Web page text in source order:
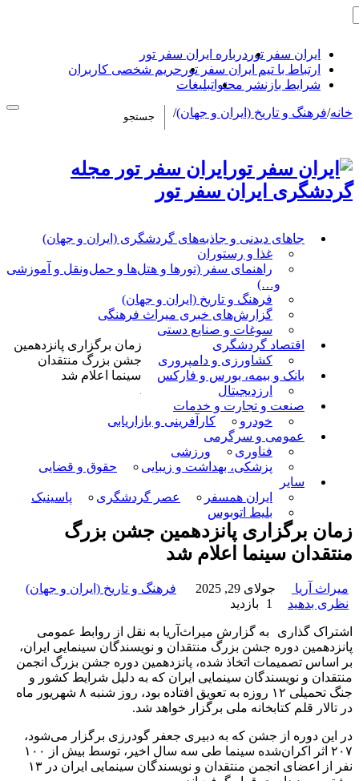
ایران سفر تور درباره ایران سفر تور
ارتباط با تیم ایران سفر تور حریم شخصی کاربران
شرایط بازنشر محتوا تبلیغات
ایران سفر تور مجله
گردشگری ایران سفر تور
جاهای دیدنی و جاذبه‌های گردشگری (ایران و جهان)
غذا و رستوران
راهنمای سفر (تورها و هتل‌ها و حمل‌و‌نقل و آموزشی
و…)
فرهنگ و تاریخ (ایران و جهان)
گزارش‌های خبری میراث فرهنگی
سوغات و صنایع دستی
اقتصاد گردشگری
کشاورزی و دامپروری
بانک و بیمه، بورس و فارکس
ارزدیجیتال
صنعت و تجارت و خدمات
خودرو
کارآفرینی و بازاریابی
عمومی و سرگرمی
فناوری
ورزشی
پزشکی، بهداشت و زیبایی
حقوق و قضایی
سایر
ایران همسفر
عصر گردشگری
پاسینیک
بلیط اتوبوس
خانه/فرهنگ و تاریخ (ایران و جهان)/
زمان برگزاری پانزدهمین
جشن بزرگ منتقدان
سینما اعلام شد
زمان برگزاری پانزدهمین جشن بزرگ
منتقدان سینما اعلام شد
میراث آریا جولای 29, 2025
فرهنگ و تاریخ (ایران و جهان)
نظری بدهید
1 بازدید
اشتراک گذاری
به گزارش میراث‌آریا به نقل از روابط عمومی
پانزدهمین دوره جشن بزرگ منتقدان و نویسندگان سینمایی ایران،
بر اساس تصمیمات اتخاذ شده، پانزدهمین دوره جشن بزرگ انجمن
منتقدان و نویسندگان سینمایی ایران که به دلیل شرایط کشور و
جنگ تحمیلی ۱۲ روزه به تعویق افتاده بود، روز شنبه ۸ شهریور ماه
در تالار قلم کتابخانه ملی برگزار خواهد شد.
در این دوره از جشن که به دبیری جعفر گودرزی برگزار می‌شود،
۲۰۷ اثر اکران‌شده سینما طی سه سال اخیر، توسط بیش از ۱۰۰
نفر از اعضای انجمن منتقدان و نویسندگان سینمایی ایران در ۱۳